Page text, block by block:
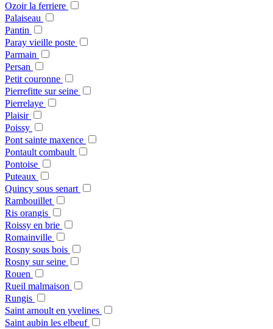
Ozoir la ferriere
Palaiseau
Pantin
Paray vieille poste
Parmain
Persan
Petit couronne
Pierrefitte sur seine
Pierrelaye
Plaisir
Poissy
Pont sainte maxence
Pontault combault
Pontoise
Puteaux
Quincy sous senart
Rambouillet
Ris orangis
Roissy en brie
Romainville
Rosny sous bois
Rosny sur seine
Rouen
Rueil malmaison
Rungis
Saint arnoult en yvelines
Saint aubin les elbeuf